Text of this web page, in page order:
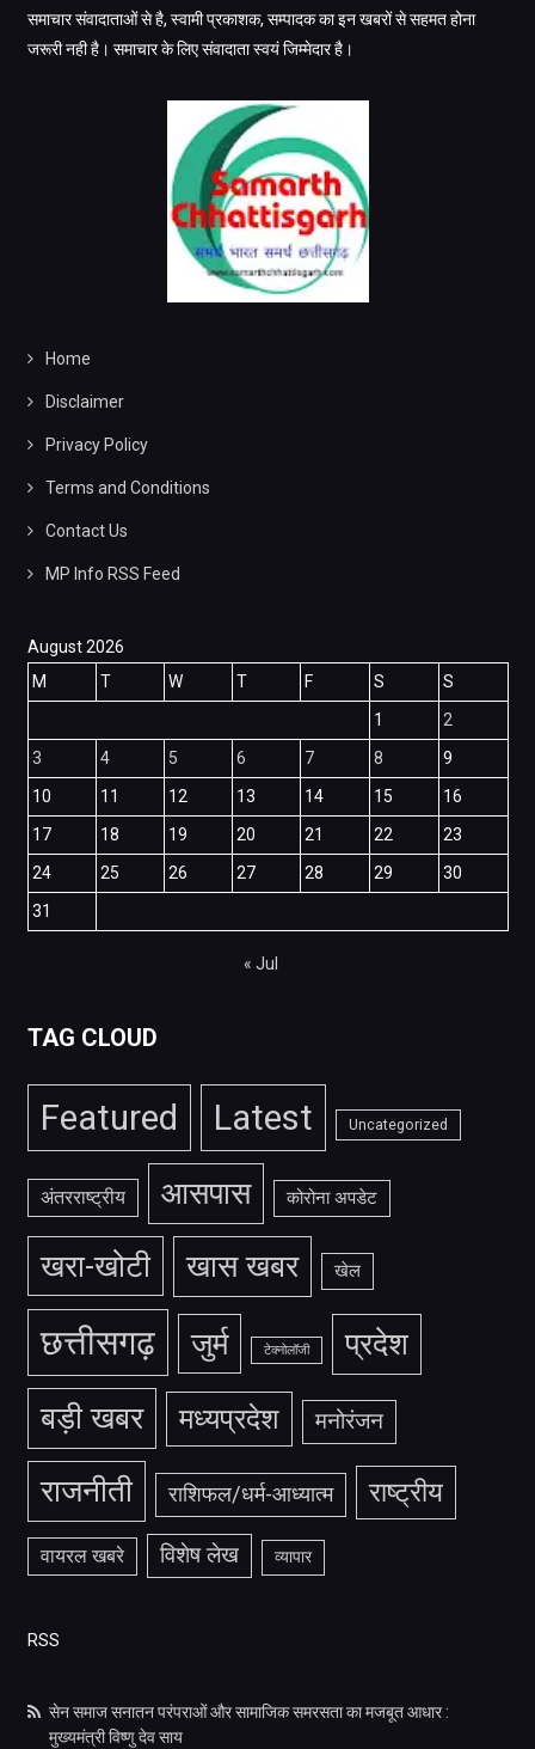
समाचार संवादाताओं से है, स्वामी प्रकाशक, सम्पादक का इन खबरों से सहमत होना
जरूरी नही है। समाचार के लिए संवादाता स्वयं जिम्मेदार है।
Home
Disclaimer
Privacy Policy
Terms and Conditions
Contact Us
MP Info RSS Feed
August 2026
M
T W T F S
S
1
2
3
4 5 6 7 8
9
10
11 12 13 14 15
16
17
18 19 20 21 22
23
24
25 26 27 28 29
30
31
« Jul
TAG CLOUD
Featured Latest Uncategorized
अंतरराष्ट्रीय आसपास कोरोना अपडेट
खरा-खोटी खास खबर खेल
छत्तीसगढ़ जुर्म टेक्नोलॉजी प्रदेश
बड़ी खबर मध्यप्रदेश मनोरंजन
राजनीती राशिफल/धर्म-आध्यात्म राष्ट्रीय
वायरल खबरे विशेष लेख व्यापार
RSS
सेन समाज सनातन परंपराओं और सामाजिक समरसता का मजबूत आधार :
मुख्यमंत्री विष्णु देव साय